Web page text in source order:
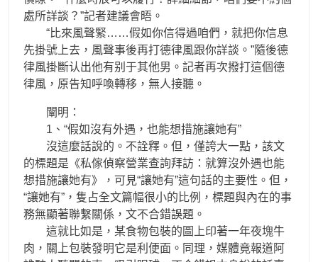
處所詳談？”記者建議會晤。
“比來風聲緊……假如你信得過咱們，就把你信息
先掛號上去，風聲事後再打德律風跟你詳談。”隨後德
律風掛斷认出他有别于其他男。記者再次撥打這個德
律風，原告知呼喚轉移，無人接聽。
闡明：
1、“假如沒有外遇，也能想措施讓她有”
沒這麼話說的。不詮釋。但，僅誇大一點，該文
的標題是《私傢偵察營業查詢拜訪：就算沒外遇也能
想措施讓她有》，可見“讓她有”這句話的主要性。但，
“讓她有”，隻占全文篇幅很小的比例，標題與內在的事
務無顯著聯繫關係，文不合錯誤題。
這就比如是，某食物包裝的圖上印著一年夜塊牛
肉，關上包裝發明它是利便面。同理，媒體竟報道阿